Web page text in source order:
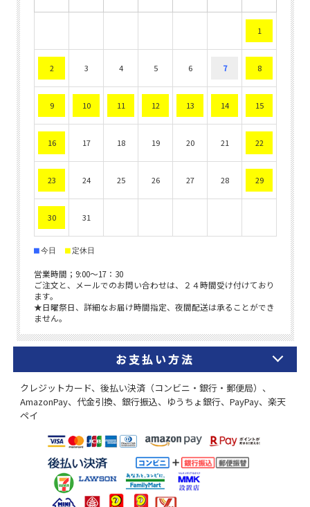
お支払い方法
クレジットカード、後払い決済（コンビニ・銀行・郵便局）、
AmazonPay、代金引換、銀行振込、ゆうちょ銀行、PayPay、楽天
ペイ